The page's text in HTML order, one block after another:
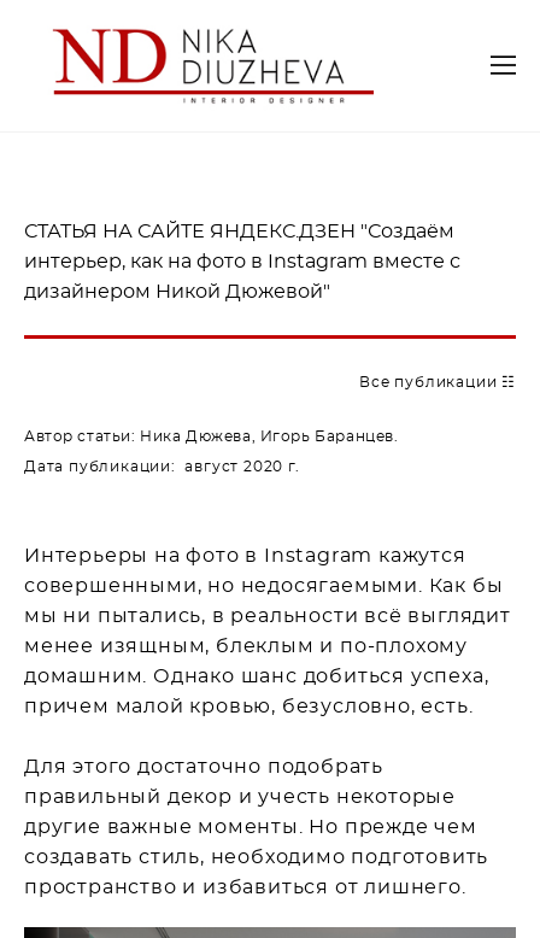
СТАТЬЯ НА САЙТЕ ЯНДЕКС.ДЗЕН "Создаём
интерьер, как на фото в Instagram вместе с
дизайнером Никой Дюжевой"
Все публикации ☷
Автор статьи: Ника Дюжева, Игорь Баранцев.
Дата публикации: август 2020 г.
Интерьеры на фото в Instagram кажутся
совершенными, но недосягаемыми. Как бы
мы ни пытались, в реальности всё выглядит
менее изящным, блеклым и по-плохому
домашним. Однако шанс добиться успеха,
причем малой кровью, безусловно, есть.
Для этого достаточно подобрать
правильный декор и учесть некоторые
другие важные моменты. Но прежде чем
создавать стиль, необходимо подготовить
пространство и избавиться от лишнего.